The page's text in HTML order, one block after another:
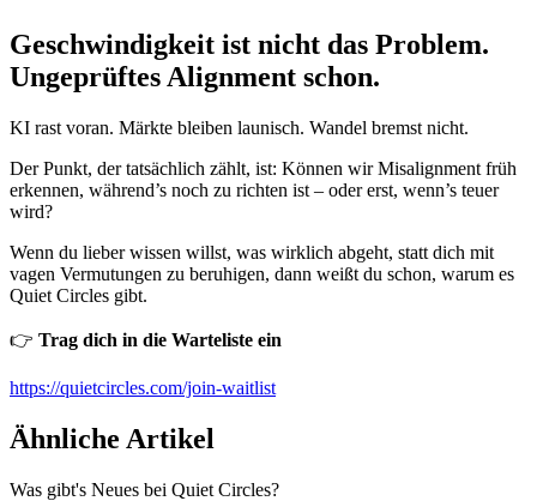
Geschwindigkeit ist nicht das Problem.
Ungeprüftes Alignment schon.
KI rast voran. Märkte bleiben launisch. Wandel bremst nicht.
Der Punkt, der tatsächlich zählt, ist: Können wir Misalignment früh
erkennen, während’s noch zu richten ist – oder erst, wenn’s teuer
wird?
Wenn du lieber wissen willst, was wirklich abgeht, statt dich mit
vagen Vermutungen zu beruhigen, dann weißt du schon, warum es
Quiet Circles gibt.
👉 Trag dich in die Warteliste ein
https://quietcircles.com/join-waitlist
Ähnliche Artikel
Was gibt's Neues bei Quiet Circles?